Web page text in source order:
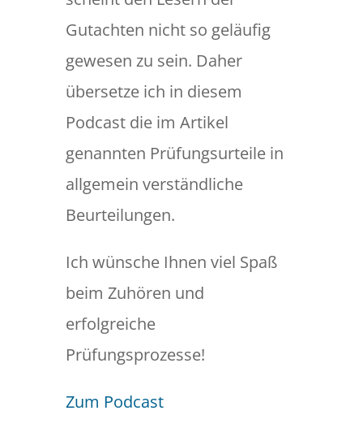
Gutachten nicht so geläufig
gewesen zu sein. Daher
übersetze ich in diesem
Podcast die im Artikel
genannten Prüfungsurteile in
allgemein verständliche
Beurteilungen.
Ich wünsche Ihnen viel Spaß
beim Zuhören und
erfolgreiche
Prüfungsprozesse!
Zum Podcast